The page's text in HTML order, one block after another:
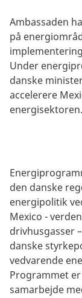
Ambassaden
på
Under
danske
accelerere
energisektoren.
den danske
energipolitik
Mexico -
drivhusgasser
danske
vedvarende
Programmet
samarbejde